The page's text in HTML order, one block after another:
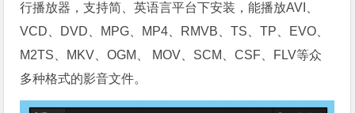
行播放器，支持简、英语言平台下安装，能播放AVI、
VCD、DVD、MPG、MP4、RMVB、TS、TP、EVO、
M2TS、MKV、OGM、 MOV、SCM、CSF、FLV等众
多种格式的影音文件。